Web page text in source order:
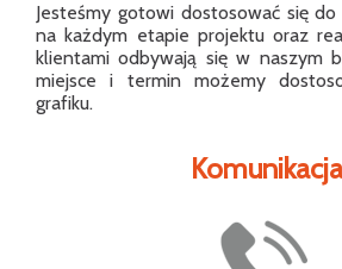
Jesteśmy gotowi dostosować się
na każdym etapie projektu oraz
klientami odbywają się w naszym
miejsce i termin możemy
grafiku.
Komunikacja